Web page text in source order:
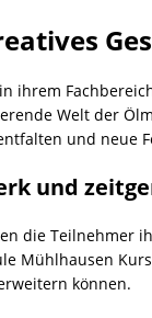
ihrem
Welt der
und neue
und
die Teilnehmer
Mühlhausen
können.